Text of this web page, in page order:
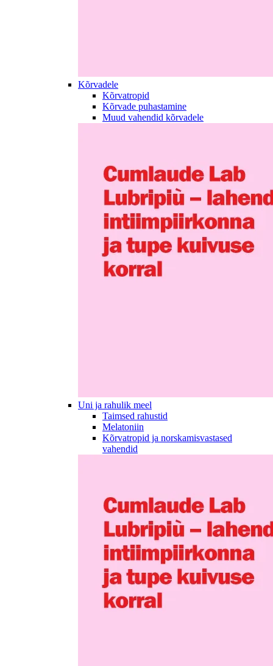
Kõrvadele
Kõrvatropid
Kõrvade puhastamine
Muud vahendid kõrvadele
Uni ja rahulik meel
Taimsed rahustid
Melatoniin
Kõrvatropid ja norskamisvastased
vahendid